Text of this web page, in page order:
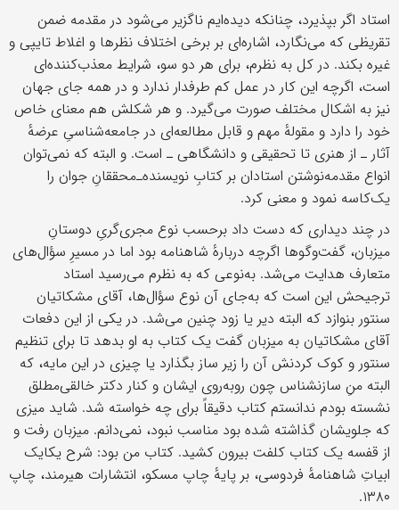
استاد اگر بپذیرد، چنانکه دیده‌ایم ناگزیر می‌شود در مقدمه ضمن
تقریظی که می‌نگارد، اشاره‌ای بر برخی اختلاف نظرها و اغلاط تایپی و
غیره بکند. در کل به نظرم، برای هر دو سو، شرایط معذب‌کننده‌ای
است، اگرچه این کار در عمل کم طرفدار ندارد و در همه جای جهان
نیز به اشکال مختلف صورت می‌گیرد. و هر شکلش هم معنای خاص
خود را دارد و مقولهٔ مهم و قابل مطالعه‌ای در جامعه‌شناسیِ عرضهٔ
آثار ـ از هنری تا تحقیقی و دانشگاهی ـ است. و البته که نمی‌توان
انواع مقدمه‌نوشتن استادان بر کتابِ نویسنده‌ـ‌محققانِ جوان را
یک‌کاسه نمود و معنی‌ کرد.
در چند دیداری که دست داد برحسب نوع مجری‌گریِ دوستانِ
میزبان، گفت‌وگوها اگرچه دربارهٔ شاهنامه بود اما در مسیرِ سؤال‌های
متعارف هدایت می‌شد. به‌نوعی که به نظرم می‌رسید استاد
ترجیحش این است که به‌جای آن نوع سؤال‌ها، آقای مشکاتیان
سنتور بنوازد که البته دیر یا زود چنین می‌شد. در یکی از این دفعات
آقای مشکاتیان به میزبان گفت یک کتاب به او بدهد تا برای تنظیم
سنتور و کوک کردنش آن را زیر ساز بگذارد یا چیزی در این مایه، که
البته منِ سازنشناس چون روبه‌روی ایشان و کنار دکتر خالقی‌مطلق
نشسته بودم ندانستم کتاب دقیقاً برای چه خواسته شد. شاید میزی
که جلویشان گذاشته شده بود مناسب نبود، نمی‌دانم. میزبان رفت و
از قفسه یک کتاب کلفت بیرون کشید. کتاب من بود: شرح یکایک
ابیاتِ شاهنامهٔ فردوسی، بر پایهٔ چاپ مسکو، انتشارات هیرمند، چاپ
۱۳۸۰.